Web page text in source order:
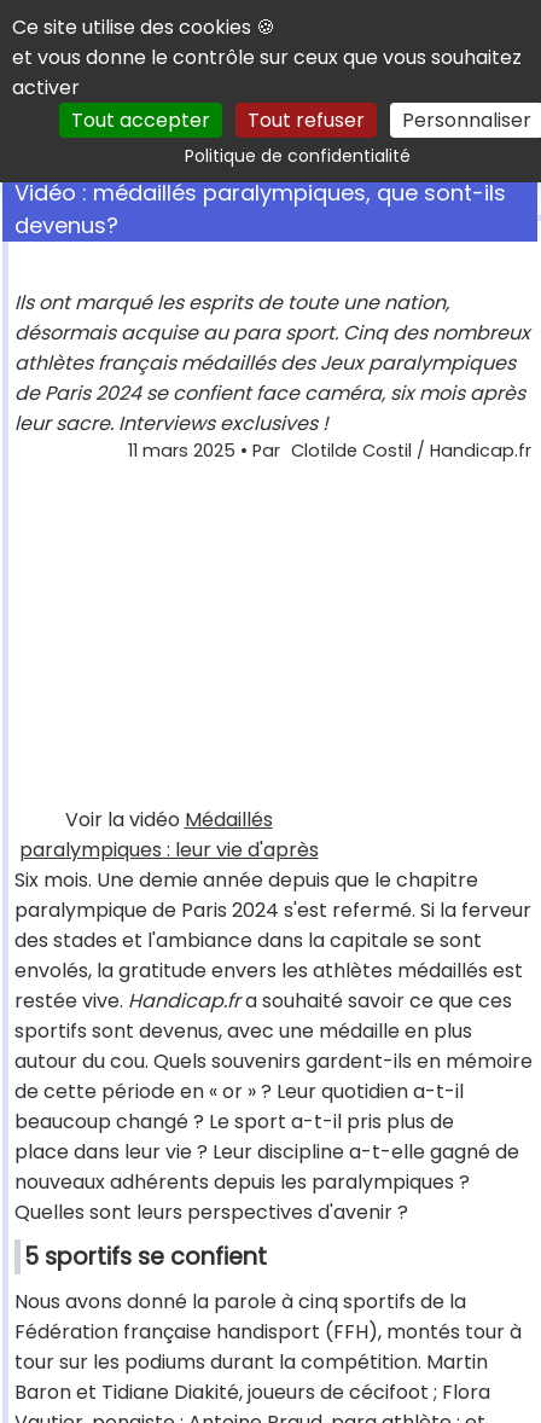
Panneau de gestion des cookies
Ce site utilise des cookies 🍪
et vous donne le contrôle sur ceux que vous souhaitez
activer
Tout accepter
Tout refuser Personnaliser
Politique de confidentialitéRechercher
Vidéo : médaillés paralympiques, que sont-ils
devenus?
Ils ont marqué les esprits de toute une nation,
désormais acquise au para sport. Cinq des nombreux
athlètes français médaillés des Jeux paralympiques
de Paris 2024 se confient face caméra, six mois après
leur sacre. Interviews exclusives !
11 mars 2025 • Par Clotilde Costil / Handicap.fr
Voir la vidéo Médaillés
paralympiques : leur vie d'après
Six mois. Une demie année depuis que le chapitre
paralympique de Paris 2024 s'est refermé. Si la ferveur
des stades et l'ambiance dans la capitale se sont
envolés, la gratitude envers les athlètes médaillés est
restée vive. Handicap.fra souhaité savoir ce que ces
sportifs sont devenus, avec une médaille en plus
autour du cou. Quels souvenirs gardent-ils en mémoire
de cette période en « or » ? Leur quotidien a-t-il
beaucoup changé ? Le sport a-t-il pris plus de
place dans leur vie ? Leur discipline a-t-elle gagné de
nouveaux adhérents depuis les paralympiques ?
Quelles sont leurs perspectives d'avenir ?
5 sportifs se confient
Nous avons donné la parole à cinq sportifs de la
Fédération française handisport (FFH), montés tour à
tour sur les podiums durant la compétition. Martin
Baron et Tidiane Diakité, joueurs de cécifoot ; Flora